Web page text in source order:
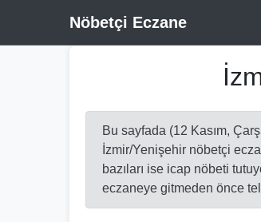
Nöbetçi Eczane
Bu sayfada (12 Kasım,
İzmir/Yenişehir nöbetçi
bazıları ise icap nöbeti
eczaneye gitmeden önce